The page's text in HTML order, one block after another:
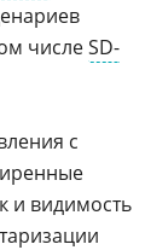
числеSD-
с
и видимость